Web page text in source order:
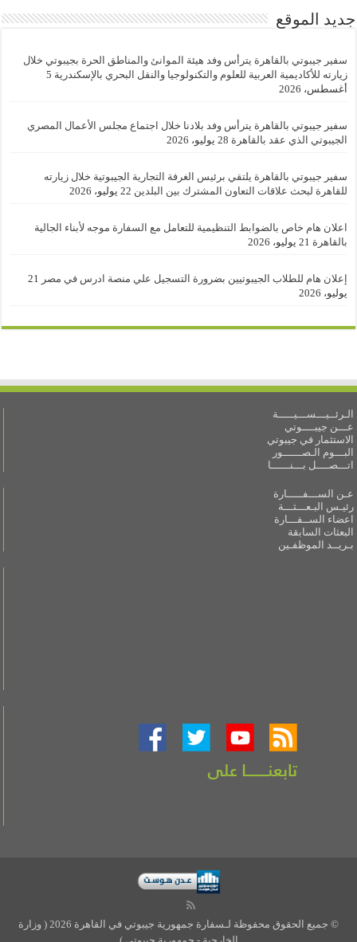
جديد الموقع
سفير جيبوتي بالقاهرة يترأس وفد هيئة الموانئ والمناطق الحرة بجيبوتي خلال
زيارته للأكاديمية العربية للعلوم والتكنولوجيا والنقل البحري بالإسكندرية 5
أغسطس، 2026
سفير جيبوتي بالقاهرة يترأس وفد بلادنا خلال اجتماع مجلس الأعمال المصري
الجيبوتي الذي عقد بالقاهرة 28 يوليو، 2026
سفير جيبوتي بالقاهرة يلتقي برئيس الغرفة التجارية الجيبوتية خلال زيارته
للقاهرة لبحث علاقات التعاون المشترك بين البلدين 22 يوليو، 2026
اعلان هام خاص بالضوابط التنظيمية للتعامل مع السفارة موجه لأبناء الجالية
بالقاهرة 21 يوليو، 2026
إعلان هام للطلاب الجيبوتيين بضرورة التسجيل علي منصة ادرس في مصر
21
يوليو، 2026
الـرئــيـــســـيـــــة
عـــن جيبــــوتي
الاستثمار في جيبوتي
البـــوم الـصــــــور
اتـــصــــل بـــنــــــا
عـن الســـفـــــارة
رئيـس البـعـــثـــة
اعضاء الســفـــارة
البعثات السابقة
بـريــد الموظفـين
© جميع الحقوق محفوظة لـسفارة جمهورية جيبوتي في القاهرة 2026 ( وزارة